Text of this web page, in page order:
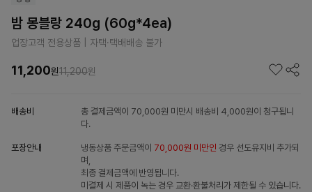
밤 몽블랑 240g (60g*4ea)
업장고객 전용상품 | 자택·택배배송 불가
11,200원11,200원
배송비
총 결제금액이 70,000원 미만시 배송비 4,000원이 청구됩니
다.
포장안내 냉동상품 주문금액이 70,000원 미만인 경우 선도유지비 추가되
며,
최종 결제금액에 반영됩니다.
미결제 시 제품이 녹는 경우 교환·환불처리가 제한될 수 있습니다.